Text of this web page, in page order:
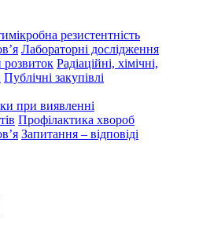
резистентність
Лабораторні дослідження
розвиток Радіаційні, хімічні,
Публічні закупівлі
при виявленні
Профілактика хвороб
Запитання – відповіді